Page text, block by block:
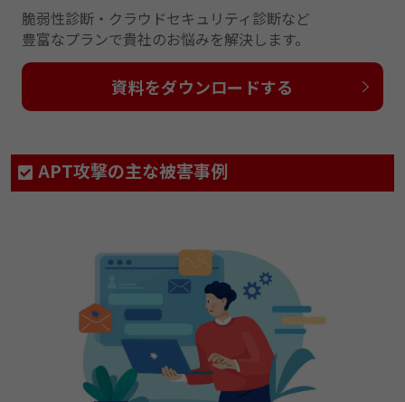
脆弱性診断・クラウドセキュリティ診断など
豊富なプランで貴社のお悩みを解決します。
資料をダウンロードする
APT攻撃の主な被害事例